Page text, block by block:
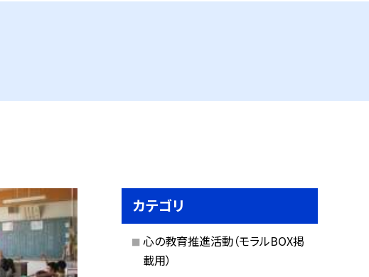
カテゴリ
心の教育推進活動（モラルBOX掲
載用）